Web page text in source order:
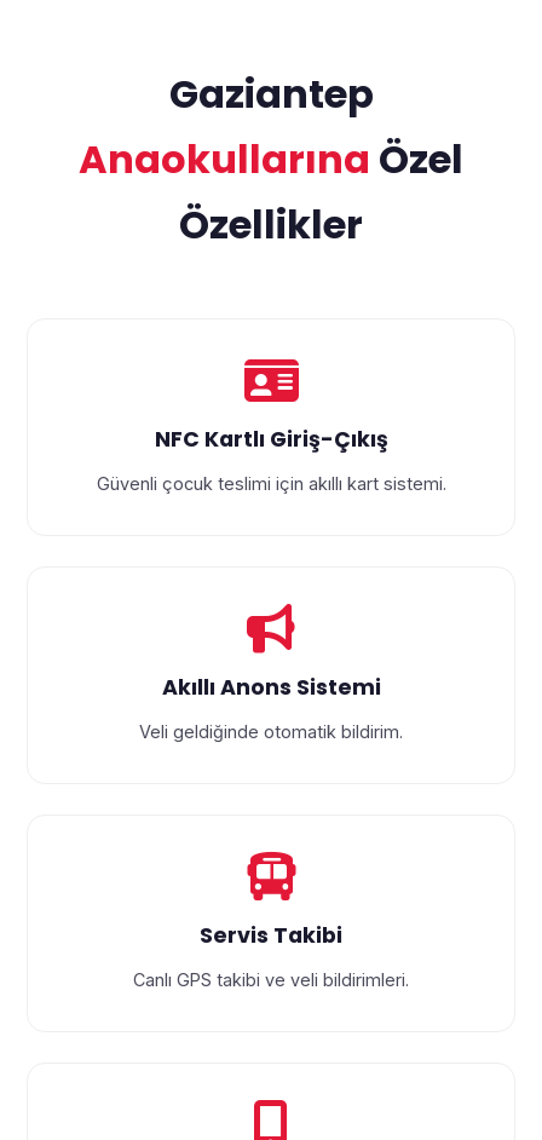
Gaziantep
Anaokullarına Özel
Özellikler
NFC Kartlı Giriş-Çıkış
Güvenli çocuk teslimi için akıllı kart sistemi.
Akıllı Anons Sistemi
Veli geldiğinde otomatik bildirim.
Servis Takibi
Canlı GPS takibi ve veli bildirimleri.